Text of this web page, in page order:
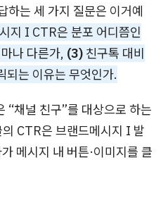
하는 세 가지 질문은 이거예
지 I CTR은 분포 어디쯤인
나 다른가, (3) 친구톡 대비
되는 이유는 무엇인가.
“채널 친구”를 대상으로 하는
CTR은 브랜드메시지 I 발
메시지 내 버튼·이미지를 클